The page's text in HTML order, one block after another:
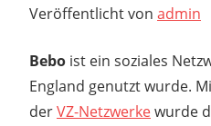
Veröffentlicht von admin
Bebo ist ein soziales
England genutzt wurde.
derVZ-Netzwerkewurde